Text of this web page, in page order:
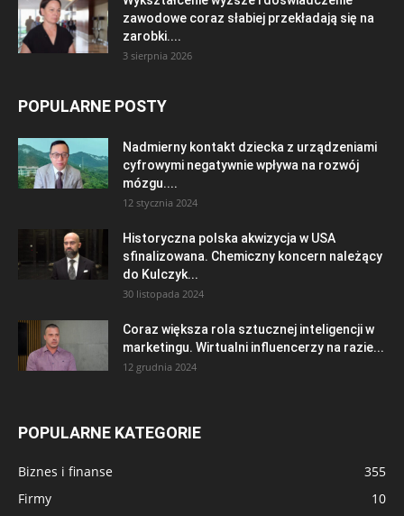
zawodowe coraz słabiej przekładają się na
zarobki....
3 sierpnia 2026
POPULARNE POSTY
Nadmierny kontakt dziecka z urządzeniami
cyfrowymi negatywnie wpływa na rozwój
mózgu....
12 stycznia 2024
Historyczna polska akwizycja w USA
sfinalizowana. Chemiczny koncern należący
do Kulczyk...
30 listopada 2024
Coraz większa rola sztucznej inteligencji w
marketingu. Wirtualni influencerzy na razie...
12 grudnia 2024
POPULARNE KATEGORIE
Biznes i finanse
355
Firmy
10